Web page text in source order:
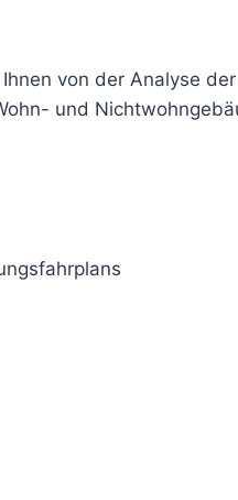
von der Analyse
und